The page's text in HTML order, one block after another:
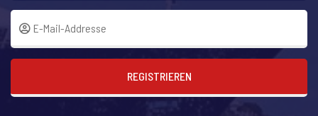
REGISTRIEREN